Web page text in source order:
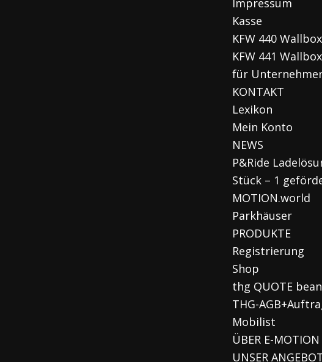
Impressum
Kasse
KFW 440
KFW 441
für
KONTAKT
Lexikon
Mein Konto
NEWS
P&Ride
Stück – 1
MOTION.world
Parkhäuser
PRODUKTE
Registrierung
Shop
thg QUOTE
THG-
Mobilist
ÜBER E-MOTION
UNSER